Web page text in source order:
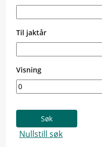
Til jaktår
Visning